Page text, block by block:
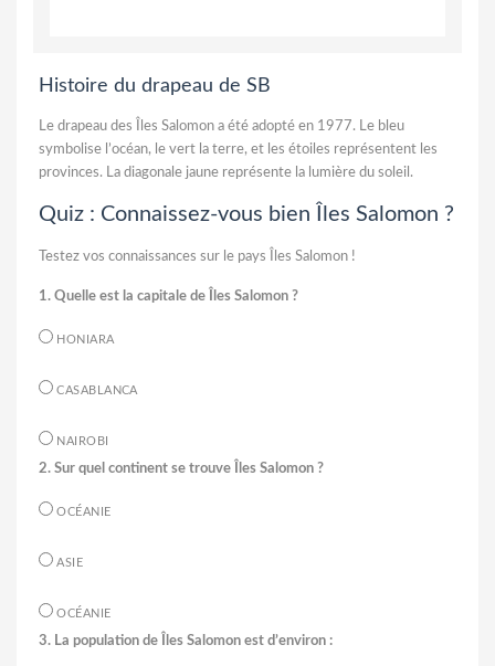
Histoire du drapeau de SB
Le drapeau des Îles Salomon a été adopté en 1977. Le bleu
symbolise l’océan, le vert la terre, et les étoiles représentent les
provinces. La diagonale jaune représente la lumière du soleil.
Quiz : Connaissez-vous bien Îles Salomon ?
Testez vos connaissances sur le pays Îles Salomon !
1. Quelle est la capitale de Îles Salomon ?
HONIARA
CASABLANCA
NAIROBI
2. Sur quel continent se trouve Îles Salomon ?
OCÉANIE
ASIE
OCÉANIE
3. La population de Îles Salomon est d’environ :